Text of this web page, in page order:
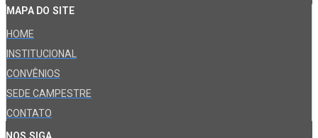
MAPA DO SITE
HOME
INSTITUCIONAL
CONVÊNIOS
SEDE CAMPESTRE
CONTATO
NOS SIGA